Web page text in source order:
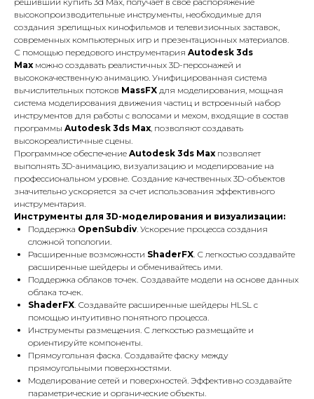
высокопроизводительные инструменты, необходимые для
создания зрелищных кинофильмов и телевизионных заставок,
современных компьютерных игр и презентационных материалов.
С помощью передового инструментария Autodesk 3ds
Max можно создавать реалистичных 3D-персонажей и
высококачественную анимацию. Унифицированная система
вычислительных потоков MassFX для моделирования, мощная
система моделирования движения частиц и встроенный набор
инструментов для работы с волосами и мехом, входящие в состав
программы Autodesk 3ds Max , позволяют создавать
высокореалистичные сцены.
Программное обеспечение Autodesk 3ds Max позволяет
выполнять 3D-анимацию, визуализацию и моделирование на
профессиональном уровне. Создание качественных 3D-объектов
значительно ускоряется за счет использования эффективного
инструментария.
Инструменты для 3D-моделирования и визуализации:
Поддержка OpenSubdiv . Ускорение процесса создания
сложной топологии.
Расширенные возможности ShaderFX . С легкостью создавайте
расширенные шейдеры и обменивайтесь ими.
Поддержка облаков точек. Создавайте модели на основе данных
облака точек.
ShaderFX . Создавайте расширенные шейдеры HLSL с
помощью интуитивно понятного процесса.
Инструменты размещения. С легкостью размещайте и
ориентируйте компоненты.
Прямоугольная фаска. Создавайте фаску между
прямоугольными поверхностями.
Моделирование сетей и поверхностей. Эффективно создавайте
параметрические и органические объекты.